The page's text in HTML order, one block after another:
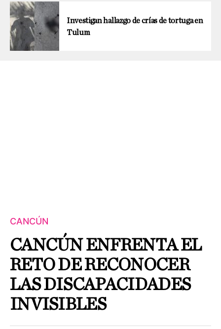
Investigan hallazgo de crías de tortuga en
Tulum
CANCÚN
CANCÚN ENFRENTA EL
RETO DE RECONOCER
LAS DISCAPACIDADES
INVISIBLES